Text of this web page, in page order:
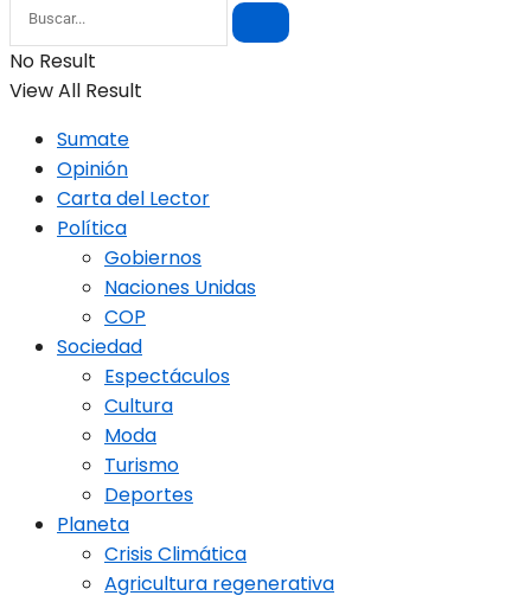
No Result
View All Result
Sumate
Opinión
Carta del Lector
Política
Gobiernos
Naciones Unidas
COP
Sociedad
Espectáculos
Cultura
Moda
Turismo
Deportes
Planeta
Crisis Climática
Agricultura regenerativa